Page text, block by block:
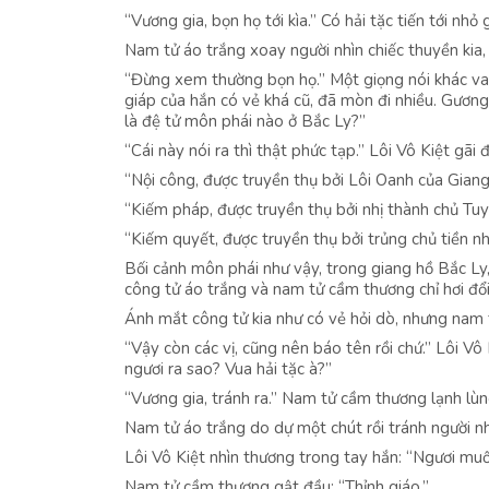
“Vương gia, bọn họ tới kìa.” Có hải tặc tiến tới nhỏ
Nam tử áo trắng xoay người nhìn chiếc thuyền
“Đừng xem thường bọn họ.” Một giọng nói khác
giáp của hắn có vẻ khá cũ, đã mòn đi nhiều.
là đệ tử môn phái nào ở Bắc Ly?”
“Cái này nói ra thì thật phức tạp.” Lôi Vô Kiệt gãi
“Nội công, được truyền thụ bởi Lôi Oanh của
“Kiếm pháp, được truyền thụ bởi nhị thành chủ
“Kiếm quyết, được truyền thụ bởi trủng chủ tiền
Bối cảnh môn phái như vậy, trong giang hồ Bắc
công tử áo trắng và nam tử cầm thương chỉ hơi
Ánh mắt công tử kia như có vẻ hỏi dò, nhưng
“Vậy còn các vị, cũng nên báo tên rồi chứ.” Lôi
ngươi ra sao? Vua hải tặc à?”
“Vương gia, tránh ra.” Nam tử cầm thương lạnh
Nam tử áo trắng do dự một chút rồi tránh người
Lôi Vô Kiệt nhìn thương trong tay hắn: “Ngươi